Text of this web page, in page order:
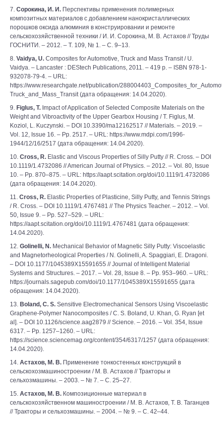
7. Сорокина, И. И. Перспективы применения полимерных
композитных материалов с добавлением нанокристаллических
порошков оксида алюминия в конструировании и ремонте
сельскохозяйственной техники / И. И. Сорокина, М. В. Астахов // Труды
ГОСНИТИ. – 2012. – Т. 109, № 1. – С. 9–13.
8. Vaidya, U. Composites for Automotive, Truck and Mass Transit / U.
Vaidya. – Lancaster : DEStech Publications, 2011. – 419 p. – ISBN 978-1-
932078-79-4. – URL:
https://www.researchgate.net/publication/
Truck_and_Mass_Transit (дата обращения: 14.04.2020).
9. Figlus, T. Impact of Application of Selected Composite Materials on the
Weight and Vibroactivity of the Upper Gearbox Housing / T. Figlus, M.
Koziol, L. Kuczynski. – DOI 10.3390/ma12162517 // Materials. – 2019. –
Vol. 12, Issue 16. – Pp. 2517. – URL: https://www.mdpi.com/1996-
1944/12/16/2517 (дата обращения: 14.04.2020).
10. Cross, R. Elastic and Viscous Properties of Silly Putty // R. Cross. – DOI
10.1119/1.4732086 // American Journal of Physics. – 2012. – Vol. 80, Issue
10. – Pp. 870–875. – URL: https://aapt.scitation.org/doi/10.1119/1.4732086
(дата обращения: 14.04.2020).
11. Cross, R. Elastic Properties of Plasticine, Silly Putty, and Tennis Strings
/ R. Cross. – DOI 10.1119/1.4767481 // The Physics Teacher. – 2012. – Vol.
50, Issue 9. – Pp. 527–529. – URL:
https://aapt.scitation.org/doi/10.1119/1.4767481 (дата обращения:
14.04.2020).
12. Golinelli, N. Mechanical Behavior of Magnetic Silly Putty: Viscoelastic
and Magnetorheological Properties / N. Golinelli, A. Spaggiari, E. Dragoni.
– DOI 10.1177/1045389X15591655 // Journal of Intelligent Material
Systems and Structures. – 2017. – Vol. 28, Issue 8. – Pp. 953–960. – URL:
https://journals.sagepub.com/doi/10.1177/1045389X15591655 (дата
обращения: 14.04.2020).
13. Boland, C. S. Sensitive Electromechanical Sensors Using Viscoelastic
Graphene-Polymer Nanocomposites / C. S. Boland, U. Khan, G. Ryan [et
al]. – DOI 10.1126/science.aag2879 // Science. – 2016. – Vol. 354, Issue
6317. – Pp. 1257–1260. – URL:
https://science.sciencemag.org/content/354/6317/1257 (дата обращения:
14.04.2020).
14. Астахов, М. В. Применение тонкостенных конструкций в
сельскохозмашиностроении / М. В. Астахов // Тракторы и
сельхозмашины. – 2003. – № 7. – С. 25–27.
15. Астахов, М. В. Композиционные материал в
сельскохозяйственном машиностроении / М. В. Астахов, Т. В. Таганцев
// Тракторы и сельхозмашины. – 2004. – № 9. – С. 42–44.